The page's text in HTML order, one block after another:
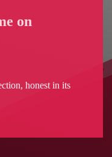
on
honest in its